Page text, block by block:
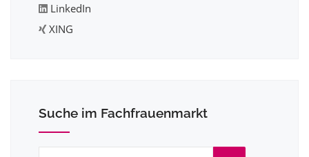
LinkedIn
XING
Suche im Fachfrauenmarkt